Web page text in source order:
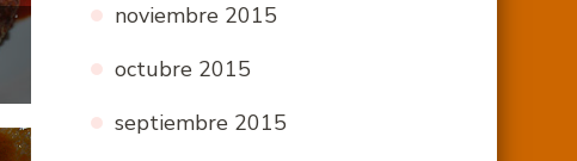
noviembre 2015
octubre 2015
septiembre 2015